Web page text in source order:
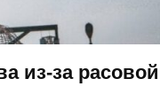
из-за расовой